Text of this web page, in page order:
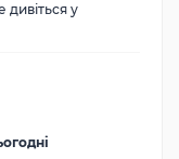
дивіться у